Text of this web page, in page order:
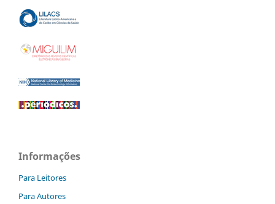
Informações
Para Leitores
Para Autores